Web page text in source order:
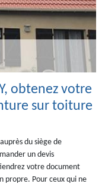
obtenez votre
sur toiture
du siège de
un devis
votre document
propre. Pour ceux qui ne